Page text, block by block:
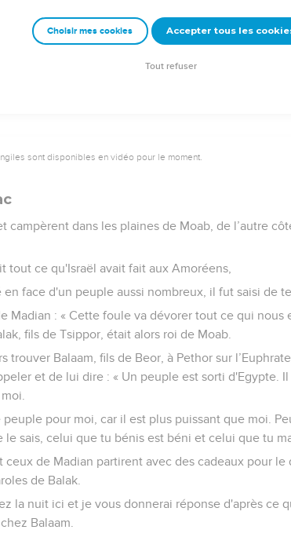
N’aie pas peur de lui, car je le livre entre tes
tu as traité Sihon, le roi des Amoréens qui habitait
et tout son peuple, sans laisser un seul survivant,
sont disponibles en vidéo pour le moment.
campèrent dans les plaines de Moab, de l’autre
tout ce qu'Israël avait fait aux Amoréens,
face d'un peuple aussi nombreux, il fut saisi de
Madian : « Cette foule va dévorer tout ce qui
fils de Tsippor, était alors roi de Moab.
trouver Balaam, fils de Beor, à Pethor sur
et de lui dire : « Un peuple est sorti d'Egypte.
pour moi, car il est plus puissant que moi.
le sais, celui que tu bénis est béni et celui que tu
ceux de Madian partirent avec des cadeaux pour le
de Balak.
la nuit ici et je vous donnerai réponse d'après ce
Balaam.
Choisir mes cookies Accepter tous les
Tout refuser